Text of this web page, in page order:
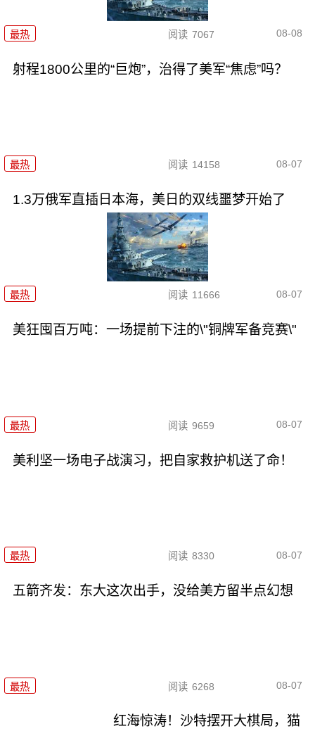
最热 阅读 7067 08-08
射程1800公里的“巨炮”，治得了美军“焦虑”吗？
最热 阅读 14158 08-07
1.3万俄军直插日本海，美日的双线噩梦开始了
最热 阅读 11666 08-07
美狂囤百万吨：一场提前下注的\"铜牌军备竞赛\"
最热 阅读 9659 08-07
美利坚一场电子战演习，把自家救护机送了命！
最热 阅读 8330 08-07
五箭齐发：东大这次出手，没给美方留半点幻想
最热 阅读 6268 08-07
红海惊涛！沙特摆开大棋局，猫